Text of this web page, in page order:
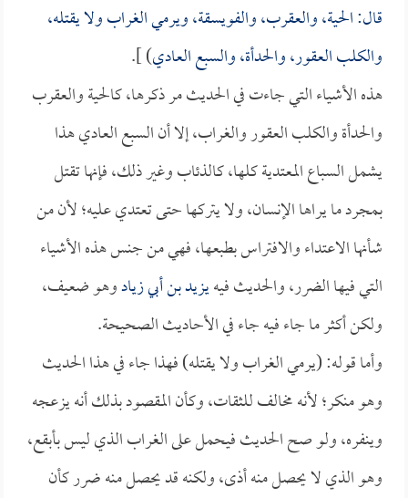
قال: الحية، والعقرب، والفويسقة، ويرمي الغراب ولا يقتله،
والكلب العقور، والحدأة، والسبع العادي) ].
هذه الأشياء التي جاءت في الحديث مر ذكرها، كالحية والعقرب
والحدأة والكلب العقور والغراب، إلا أن السبع العادي هذا
يشمل السباع المعتدية كلها، كالذئاب وغير ذلك، فإنها تقتل
بمجرد ما يراها الإنسان، ولا يتركها حتى تعتدي عليه؛ لأن من
شأنها الاعتداء والافتراس بطبعها، فهي من جنس هذه الأشياء
التي فيها الضرر، والحديث فيهيزيد بن أبي زيادوهو ضعيف،
ولكن أكثر ما جاء فيه جاء في الأحاديث الصحيحة.
وأما قوله: (يرمي الغراب ولا يقتله) فهذا جاء في هذا الحديث
وهو منكر؛ لأنه مخالف للثقات، وكأن المقصود بذلك أنه يزعجه
وينفره، ولو صح الحديث فيحمل على الغراب الذي ليس بأبقع،
وهو الذي لا يحصل منه أذى، ولكنه قد يحصل منه ضرر كأن